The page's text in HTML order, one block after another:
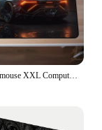
Tappetino per mouse XXL Computer di casa Nuovi tappetini per mouse Tappetini per scrivania Tappetino per tastiera Cool Car Laptop Tappetino per mouse morbido antiscivolo per ufficio